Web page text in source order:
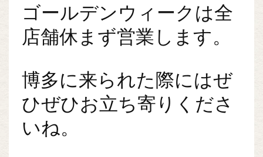
ゴールデンウィークは全
店舗休まず営業します。
博多に来られた際にはぜ
ひぜひお立ち寄りくださ
いね。